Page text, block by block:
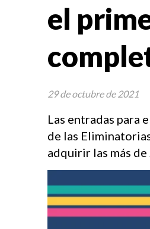
el
Las entradas para
de las
adquirir las más de
29 de octubre de 2021